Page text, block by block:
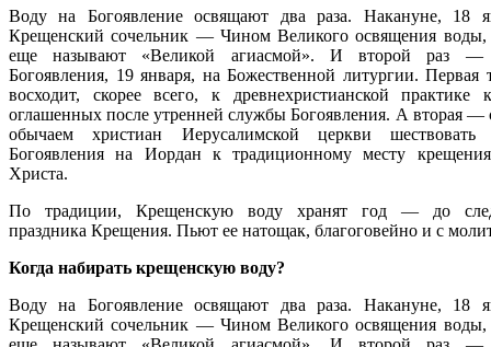
Воду на Богоявление освящают два раза. Накануне, 18
Крещенский сочельник — Чином Великого освящения воды,
еще называют «Великой агиасмой». И второй раз
Богоявления, 19 января, на Божественной литургии. Первая
восходит, скорее всего, к древнехристианской практике
оглашенных после утренней службы Богоявления. А вторая —
обычаем христиан Иерусалимской церкви
Богоявления на Иордан к традиционному месту
Христа.
По традиции, Крещенскую воду хранят год — до
праздника Крещения. Пьют ее натощак, благоговейно и с
Когда набирать крещенскую воду?
Воду на Богоявление освящают два раза. Накануне, 18
Крещенский сочельник — Чином Великого освящения воды,